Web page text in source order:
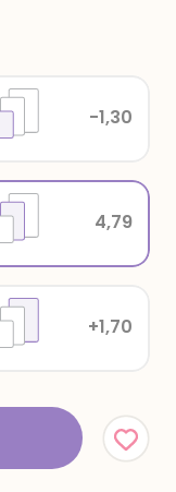
+1,70
4,79
-1,30